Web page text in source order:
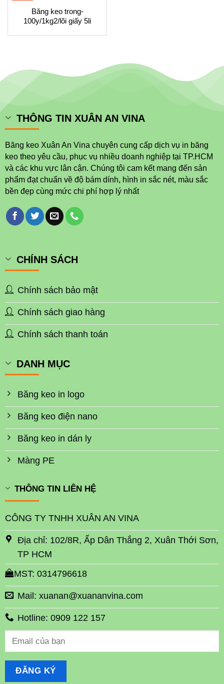
Băng keo trong-
100y/1kg2/lõi giấy 5li
THÔNG TIN XUÂN AN VINA
Băng keo Xuân An Vina chuyên cung cấp dịch vụ in băng
keo theo yêu cầu, phục vụ nhiều doanh nghiệp tại TP.HCM
và các khu vực lân cận. Chúng tôi cam kết mang đến sản
phẩm đạt chuẩn về độ bám dính, hình in sắc nét, màu sắc
bền đẹp cùng mức chi phí hợp lý nhất
CHÍNH SÁCH
Chính sách bảo mật
Chính sách giao hàng
Chính sách thanh toán
DANH MỤC
Băng keo in logo
Băng keo điện nano
Băng keo in dán ly
Màng PE
THÔNG TIN LIÊN HỆ
CÔNG TY TNHH XUÂN AN VINA
Địa chỉ: 102/8R, Ấp Dân Thắng 2, Xuân Thới Sơn,
TP HCM
MST: 0314796618
Mail: xuanan@xuananvina.com
Hotline: 0909 122 157